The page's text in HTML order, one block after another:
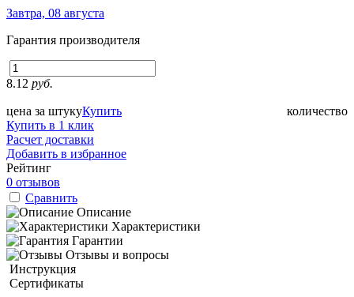
Завтра, 08 августа
Гарантия производителя
8.12 руб.
цена за штуку количество
Купить
Купить в 1 клик
Расчет доставки
Добавить в избранное
Рейтинг
0 отзывов
Сравнить
Описание
Характеристики
Гарантии
Отзывы и вопросы
Инструкция
Сертификаты